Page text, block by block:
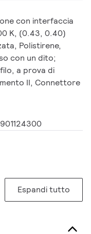
con interfaccia
K, (0.43, 0.40)
Polistirene,
con un dito;
a prova di
II, Connettore
Espandi tutto